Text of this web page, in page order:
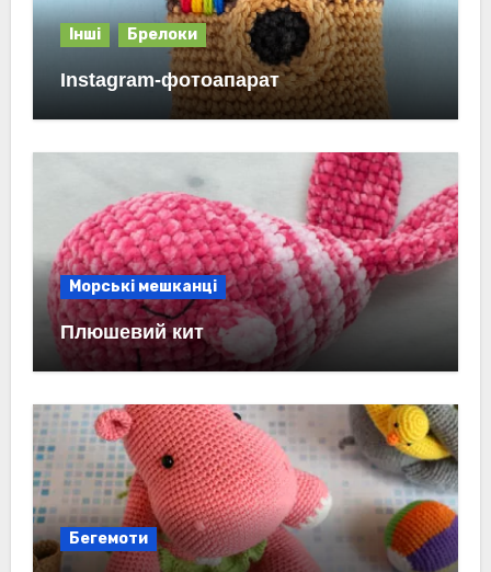
Інші Брелоки
Instagram-фотоапарат
Морські мешканці
Плюшевий кит
Бегемоти